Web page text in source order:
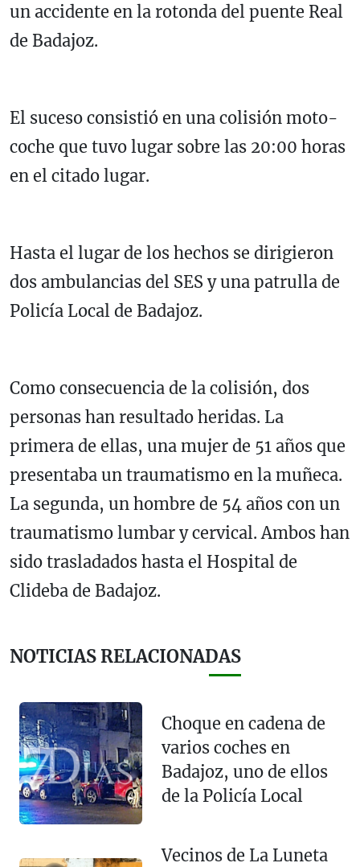
un accidente en la rotonda del puente Real
de Badajoz.
El suceso consistió en una colisión moto-
coche que tuvo lugar sobre las 20:00 horas
en el citado lugar.
Hasta el lugar de los hechos se dirigieron
dos ambulancias del SES y una patrulla de
Policía Local de Badajoz.
Como consecuencia de la colisión, dos
personas han resultado heridas. La
primera de ellas, una mujer de 51 años que
presentaba un traumatismo en la muñeca.
La segunda, un hombre de 54 años con un
traumatismo lumbar y cervical. Ambos han
sido trasladados hasta el Hospital de
Clideba de Badajoz.
NOTICIAS RELACIONADAS
Choque en cadena de
varios coches en
Badajoz, uno de ellos
de la Policía Local
Vecinos de La Luneta